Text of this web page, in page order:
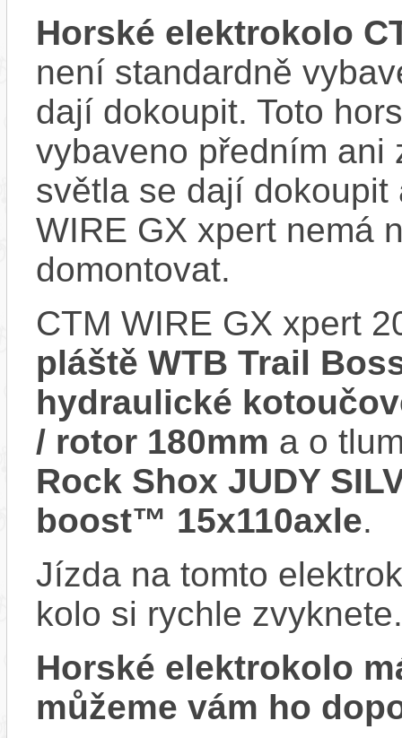
Horské elektrokolo
není standardně
dají dokoupit. Toto
vybaveno předním ani
světla se dají
WIRE GX xpert nemá
domontovat.
CTM WIRE GX xpert
pláště WTB Trail
hydraulické
/ rotor 180mm a o
Rock Shox JUDY
boost™ 15x110axle.
Jízda na tomto
kolo si rychle zvyknete.
Horské elektrokolo
můžeme vám ho